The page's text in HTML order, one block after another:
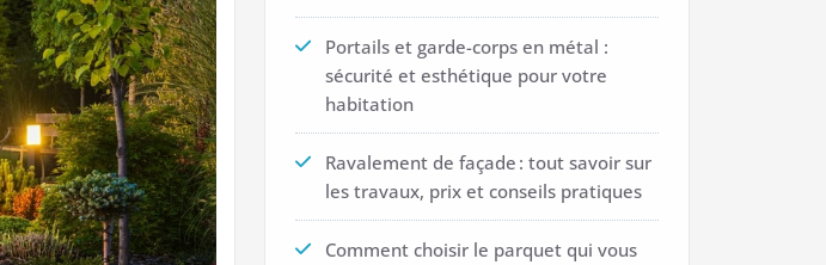
Portails et garde-corps en métal :
sécurité et esthétique pour votre
habitation
Ravalement de façade : tout savoir sur
les travaux, prix et conseils pratiques
Comment choisir le parquet qui vous